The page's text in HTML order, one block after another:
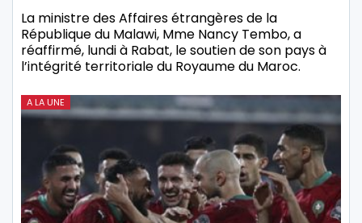
La ministre des Affaires étrangères de la
République du Malawi, Mme Nancy Tembo, a
réaffirmé, lundi à Rabat, le soutien de son pays à
l’intégrité territoriale du Royaume du Maroc.
A LA UNE